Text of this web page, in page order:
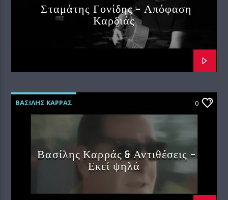
Σταμάτης Γονίδης – Απόφαση
Καρδιάς
ΒΑΣΙΛΗΣ ΚΑΡΡΑΣ 0
Βασίλης Καρράς & Αντιθέσεις –
Εκεί ψηλά